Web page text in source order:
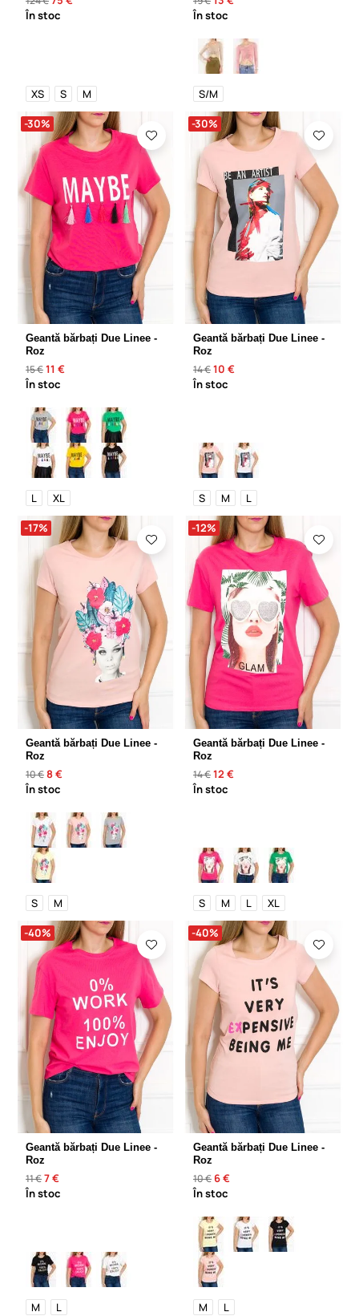
În stoc
XS S M
În stoc
S/M
-30%
Geantă bărbați Due Linee -
Roz
15 €11 €
În stoc
L XL
-30%
Geantă bărbați Due Linee -
Roz
14 €10 €
În stoc
S M L
-17%
Geantă bărbați Due Linee -
Roz
10 €8 €
În stoc
S M
-12%
Geantă bărbați Due Linee -
Roz
14 €12 €
În stoc
S M L XL
-40%
Geantă bărbați Due Linee -
Roz
11 €7 €
În stoc
M L
-40%
Geantă bărbați Due Linee -
Roz
10 € 6 €
În stoc
M L